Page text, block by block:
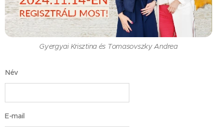
Gyergyai Krisztina és Tomasovszky Andrea
Név
E-mail